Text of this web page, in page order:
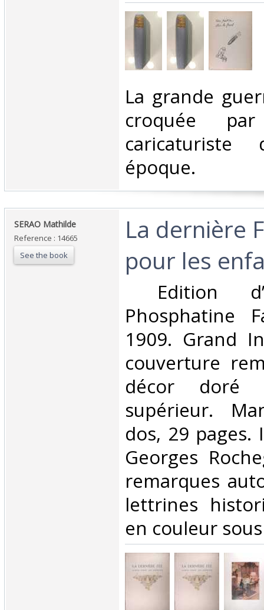
‎La grande
croquée
époque. ‎
‎SERAO Mathilde‎
Reference : 14665
See the book
‎La dernière
pour les
Edition
Phosphatine
1909. Grand
couverture
décor
supérieur.
dos, 29
Georges
remarques
lettrines
en couleur